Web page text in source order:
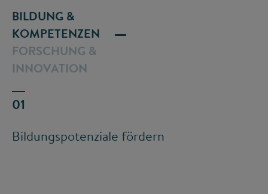
BILDUNG &
KOMPETENZEN
Bildungspotenziale fördern
FORSCHUNG &
INNOVATION